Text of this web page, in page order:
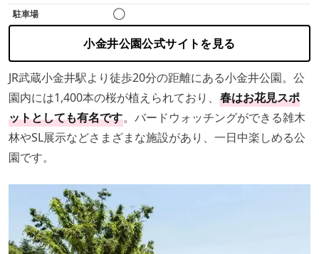
駐車場
◯
小金井公園公式サイトを見る
JR武蔵小金井駅より徒歩20分の距離にある小金井公園。公
園内には1,400本の桜が植えられており、 春はお花見スポ
ットとしても有名です。バードウォッチングができる雑木
林やSL展示などさまざまな施設があり、一日中楽しめる公
園です。